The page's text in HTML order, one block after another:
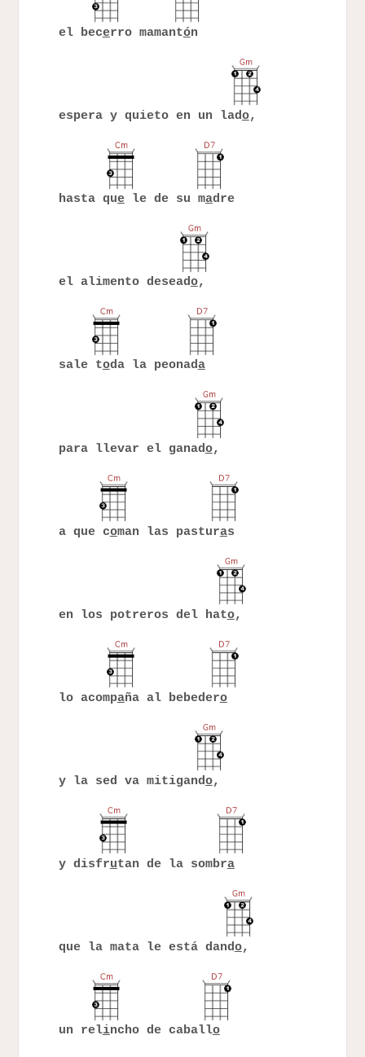
el becerro mamantón
espera y quieto en un lado,
hasta quele de su madre
el alimento deseado,
sale toda la peonada
para llevar el ganado,
a que coman las pasturas
en los potreros del hato,
lo acompaña al bebedero
y la sed va mitigando,
y disfrutan de la sombra
que la mata le está dando,
un relincho de caballo